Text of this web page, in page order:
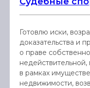
Готовлю иски,
доказательства и
о праве
в рамках
недвижимости,